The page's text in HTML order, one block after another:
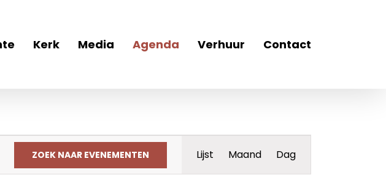
Kerk Media Agenda Verhuur Contact
ZOEK NAAR EVENEMENTEN
weergaven
navigatie
Lijst Maand Dag